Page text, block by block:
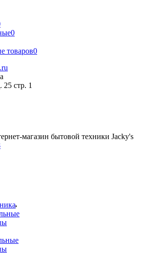
0
товаров0
стр. 1
магазин бытовой техники Jacky's